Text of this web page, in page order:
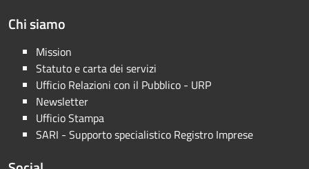
Chi siamo
Mission
Statuto e carta dei servizi
Ufficio Relazioni con il Pubblico - URP
Newsletter
Ufficio Stampa
SARI - Supporto specialistico Registro Imprese